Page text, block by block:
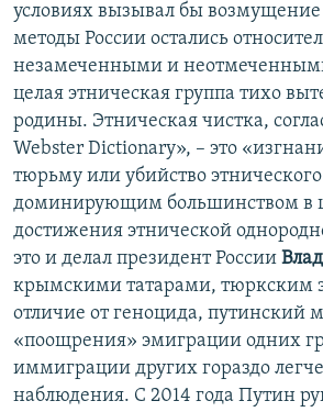
условиях вызывал бы
методы России остались
незамеченными и
целая этническая группа тихо
родины. Этническая чистка,
Webster Dictionary», – это
тюрьму или убийство
доминирующим большинством в
достижения этнической
это и делал президент России
крымскими татарами, тюркским
отличие от геноцида, путинский
«поощрения» эмиграции одних
иммиграции других гораздо
наблюдения. С 2014 года Путин